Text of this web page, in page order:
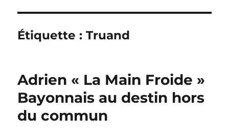
Étiquette :Truand
Adrien « La Main Froide »
Bayonnais au destin hors
du commun